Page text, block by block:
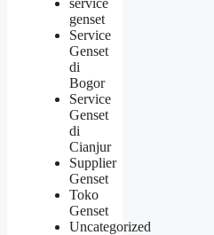
genset
Service
Genset
di
Bogor
Service
Genset
di
Cianjur
Supplier
Genset
Toko
Genset
Uncategorized